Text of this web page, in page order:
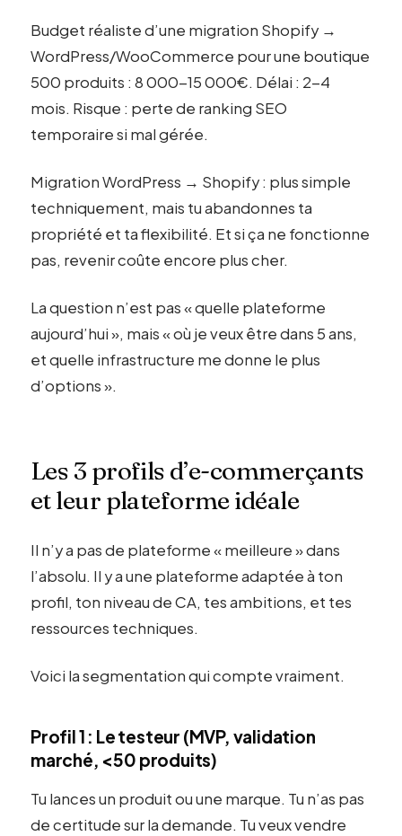
Budget réaliste d’une migration Shopify →
WordPress/WooCommerce pour une boutique
500 produits : 8 000-15 000€. Délai : 2-4
mois. Risque : perte de ranking SEO
temporaire si mal gérée.
Migration WordPress → Shopify : plus simple
techniquement, mais tu abandonnes ta
propriété et ta flexibilité. Et si ça ne fonctionne
pas, revenir coûte encore plus cher.
La question n’est pas « quelle plateforme
aujourd’hui », mais « où je veux être dans 5 ans,
et quelle infrastructure me donne le plus
d’options ».
Les 3 profils d’e-commerçants
et leur plateforme idéale
Il n’y a pas de plateforme « meilleure » dans
l’absolu. Il y a une plateforme adaptée à ton
profil, ton niveau de CA, tes ambitions, et tes
ressources techniques.
Voici la segmentation qui compte vraiment.
Profil 1 : Le testeur (MVP, validation
marché, <50 produits)
Tu lances un produit ou une marque. Tu n’as pas
de certitude sur la demande. Tu veux vendre